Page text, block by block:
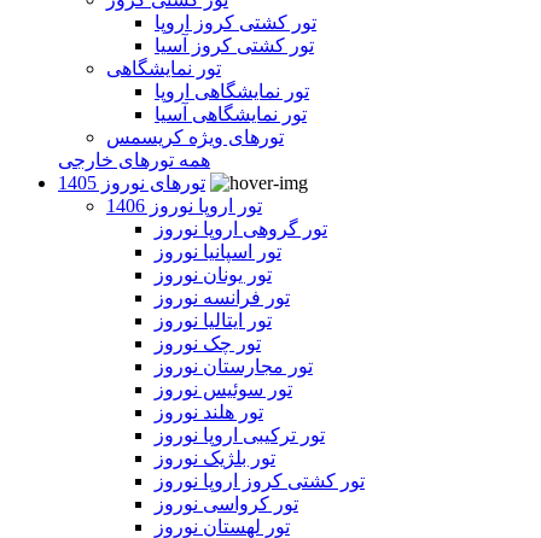
تور کشتی کروز اروپا
تور کشتی کروز آسیا
تور نمایشگاهی
تور نمایشگاهی اروپا
تور نمایشگاهی آسیا
تورهای ویژه کریسمس
همه تورهای خارجی
تورهای نوروز 1405
تور اروپا نوروز 1406
تور گروهی اروپا نوروز
تور اسپانیا نوروز
تور یونان نوروز
تور فرانسه نوروز
تور ایتالیا نوروز
تور چک نوروز
تور مجارستان نوروز
تور سوئیس نوروز
تور هلند نوروز
تور ترکیبی اروپا نوروز
تور بلژیک نوروز
تور کشتی کروز اروپا نوروز
تور کرواسی نوروز
تور لهستان نوروز